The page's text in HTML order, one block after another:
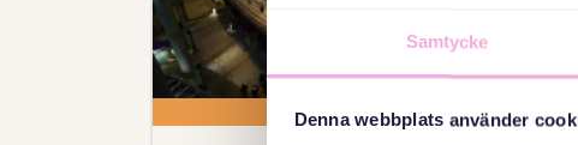
Samtycke
Denna webbplats använder
14 ЖОВТЕНЬ 2026